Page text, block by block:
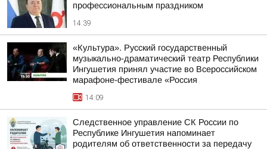
профессиональным праздником
14:39
«Культура». Русский государственный
музыкально-драматический театр Республики
Ингушетия принял участие во Всероссийском
марафоне-фестивале «Россия
14:09
Следственное управление СК России по
Республике Ингушетия напоминает
родителям об ответственности за передачу